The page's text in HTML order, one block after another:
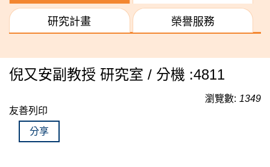
研究計畫 榮譽服務
倪又安副教授 研究室 / 分機 :4811
瀏覽數: 1349
友善列印
分享